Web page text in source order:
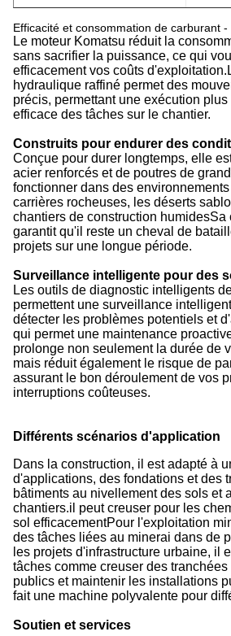
Efficacité et consommation de carburant
Le moteur Komatsu réduit la
sans sacrifier la puissance, ce qui
efficacement vos coûts
hydraulique raffiné permet des
précis, permettant une exécution
efficace des tâches sur le chantier.
Construits pour endurer des
Conçue pour durer longtemps, elle
acier renforcés et de poutres de
fonctionner dans des
carrières rocheuses, les déserts
chantiers de construction humidesSa
garantit qu'il reste un cheval de
projets sur une longue période.
Surveillance intelligente pour des
Les outils de diagnostic intelligents
permettent une surveillance
détecter les problèmes potentiels et
qui permet une maintenance
prolonge non seulement la durée de
mais réduit également le risque de
assurant le bon déroulement de vos
interruptions coûteuses.
Différents scénarios d'application
Dans la construction, il est adapté à
d'applications, des fondations et des
bâtiments au nivellement des sols et
chantiers.il peut creuser pour les
sol efficacementPour l'exploitation
des tâches liées au minerai dans de
les projets d'infrastructure urbaine, il
tâches comme creuser des
publics et maintenir les installations
fait une machine polyvalente pour
Soutien et services